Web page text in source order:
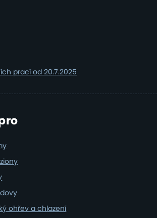
prací od 20.7.2025
ohřev a chlazení